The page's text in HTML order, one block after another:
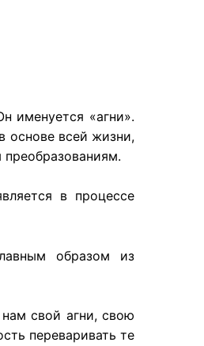
именуется «агни».
основе всей жизни,
в процессе
образом из
свой агни, свою
переваривать те